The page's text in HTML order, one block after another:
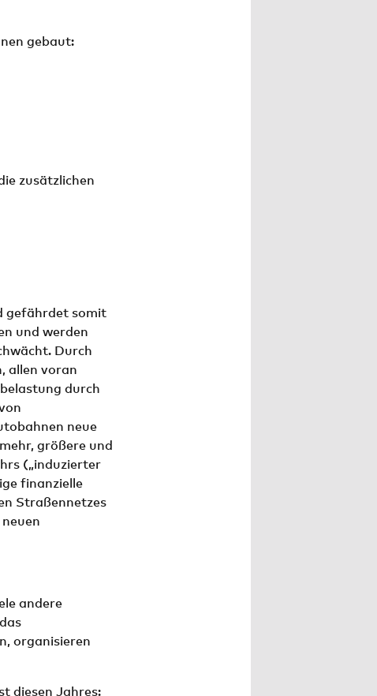
gebaut:
zusätzlichen
gefährdet somit
und werden
Durch
allen voran
durch
neue
größere und
(„induzierter
finanzielle
Straßennetzes
andere
organisieren
diesen Jahres: